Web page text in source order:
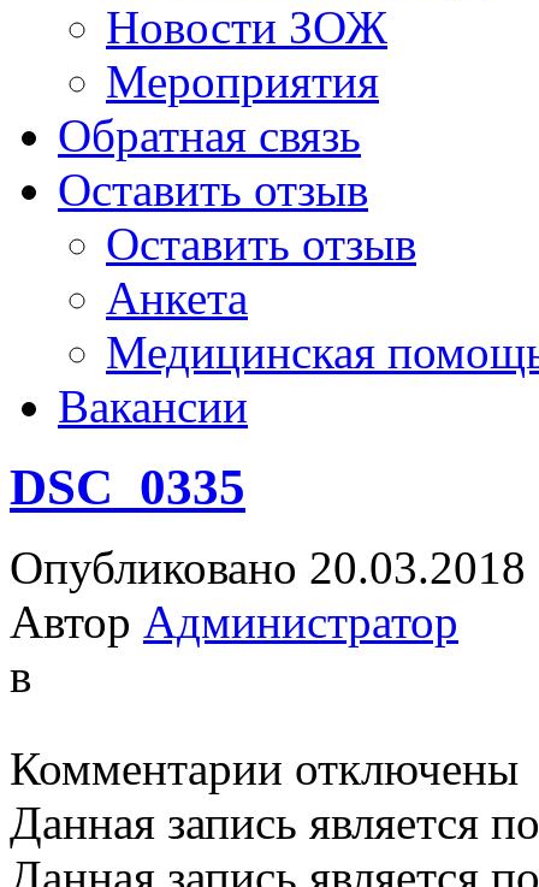
Новости ЗОЖ
Мероприятия
Обратная связь
Оставить отзыв
Оставить отзыв
Анкета
Медицинская
Вакансии
DSC_0335
Опубликовано 20.03.2018
Автор Администратор
в
Комментарии записи
отключены
Данная запись является
Данная запись является